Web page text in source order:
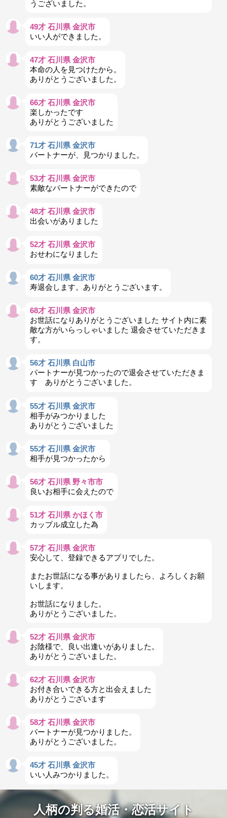
うございました。
49才 石川県 金沢市
いい人ができました。
47才 石川県 金沢市
本命の人を見つけたから。
ありがとうございました。
66才 石川県 金沢市
楽しかったです
ありがとうございました
71才 石川県 金沢市
パートナーが、見つかりました。
53才 石川県 金沢市
素敵なパートナーができたので
48才 石川県 金沢市
出会いがありました
52才 石川県 金沢市
おせわになりました
60才 石川県 金沢市
寿退会します。ありがとうございます。
68才 石川県 金沢市
お世話になりありがとうございました サイト内に素
敵な方がいらっしゃいました 退会させていただきま
す。
56才 石川県 白山市
パートナーが見つかったので退会させていただきま
す ありがとうございました。
55才 石川県 金沢市
相手がみつかりました
ありがとうございました
55才 石川県 金沢市
相手が見つかったから
56才 石川県 野々市市
良いお相手に会えたので
51才 石川県 かほく市
カップル成立した為
57才 石川県 金沢市
安心して、登録できるアプリでした。
またお世話になる事がありましたら、よろしくお願
いします。
お世話になりました。
ありがとうございました。
52才 石川県 金沢市
お陰様で、良い出逢いがありました。
ありがとうございました。
62才 石川県 金沢市
お付き合いできる方と出会えました
ありがとうございます
58才 石川県 金沢市
パートナーが見つかりました。
ありがとうございました。
45才 石川県 金沢市
いい人みつかりました。
人柄の判る婚活・恋活サイト